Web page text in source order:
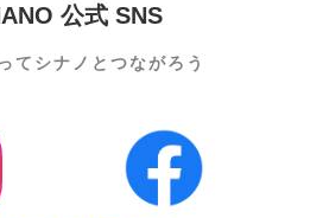
公式 SNS
て シナノとつながろう